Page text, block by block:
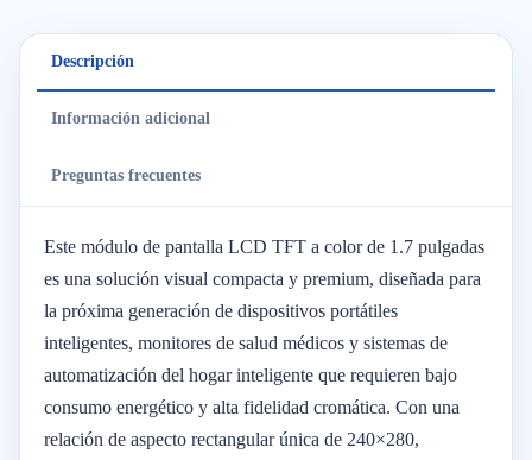
Descripción
Información adicional
Preguntas frecuentes
Este módulo de pantalla LCD TFT a color de 1.7 pulgadas
es una solución visual compacta y premium, diseñada para
la próxima generación de dispositivos portátiles
inteligentes, monitores de salud médicos y sistemas de
automatización del hogar inteligente que requieren bajo
consumo energético y alta fidelidad cromática. Con una
relación de aspecto rectangular única de 240×280,